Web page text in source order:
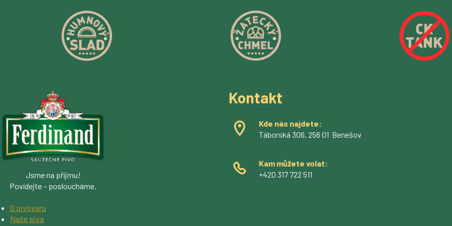
O pivovaru
Naše piva
Jsme na příjmu!
Povídejte – posloucháme.
Kontakt
Kde nás najdete:
Táborská 306, 256 01 Benešov
Kam můžete volat:
+420 317 722 511